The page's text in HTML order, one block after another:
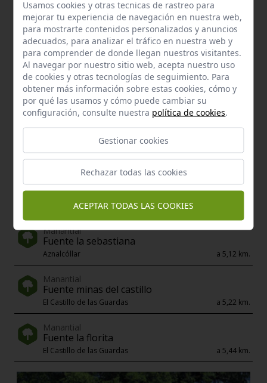
Km:0,04
Enclaves de interés próximos
Manantial
Fuente la sebastiana
Aznalcóllar a 5,12 km.
Manantial
Fuente minas del castillo
El Castillo de las Guardas a 5,22 km.
Manantial
Fuente la florita
El Castillo de las Guardas a 5,44 km.
Usamos cookies y otras tecnicas de rastreo para
mejorar tu experiencia de navegación en nuestra web,
para mostrarte contenidos personalizados y anuncios
adecuados, para analizar el tráfico en nuestra web y
para comprender de donde llegan nuestros visitantes.
Al navegar por nuestro sitio web, acepta nuestro uso
de cookies y otras tecnologías de seguimiento. Para
obtener más información sobre estas cookies, cómo y
por qué las usamos y cómo puede cambiar su
configuración, consulte nuestra política de cookies.
Gestionar cookies
Rechazar todas las cookies
ACEPTAR TODAS LAS COOKIES